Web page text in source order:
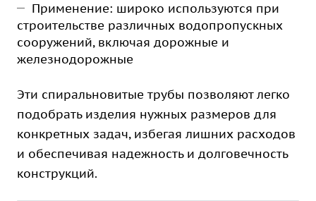
Применение: широко используются при
строительстве различных водопропускных
сооружений, включая дорожные и
железнодорожные
Эти спиральновитые трубы позволяют легко
подобрать изделия нужных размеров для
конкретных задач, избегая лишних расходов
и обеспечивая надежность и долговечность
конструкций.